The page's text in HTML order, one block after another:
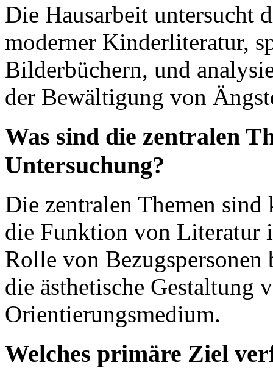
Die Hausarbeit untersucht
moderner Kinderliteratur,
Bilderbüchern, und
der Bewältigung von
Was sind die zentralen
Untersuchung?
Die zentralen Themen
die Funktion von Literatur
Rolle von
die ästhetische Gestaltung
Orientierungsmedium.
Welches primäre Ziel